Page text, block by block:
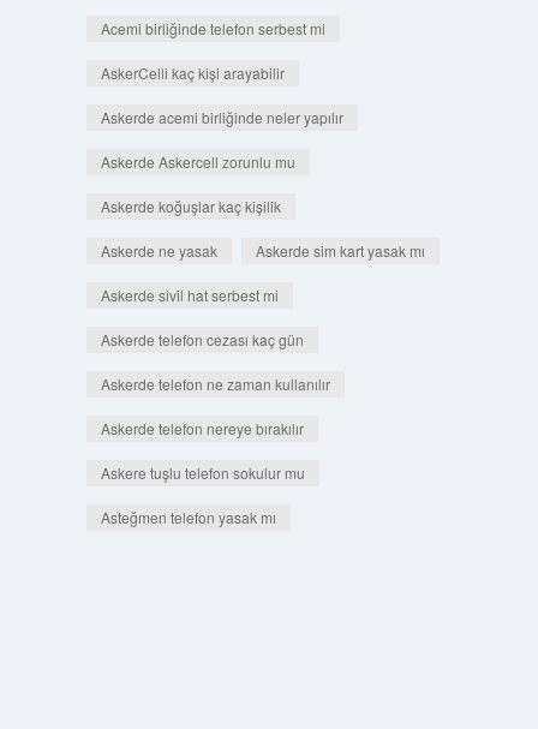
Acemi birliğinde telefon serbest mi
AskerCelli kaç kişi arayabilir
Askerde acemi birliğinde neler yapılır
Askerde Askercell zorunlu mu
Askerde koğuşlar kaç kişilik
Askerde ne yasak Askerde sim kart yasak mı
Askerde sivil hat serbest mi
Askerde telefon cezası kaç gün
Askerde telefon ne zaman kullanılır
Askerde telefon nereye bırakılır
Askere tuşlu telefon sokulur mu
Asteğmen telefon yasak mı